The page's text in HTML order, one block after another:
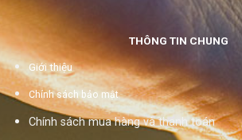
THÔNG TIN CHUNG
Giới thiệu
Chính sách bảo mật
Chính sách mua hàng và thanh toán